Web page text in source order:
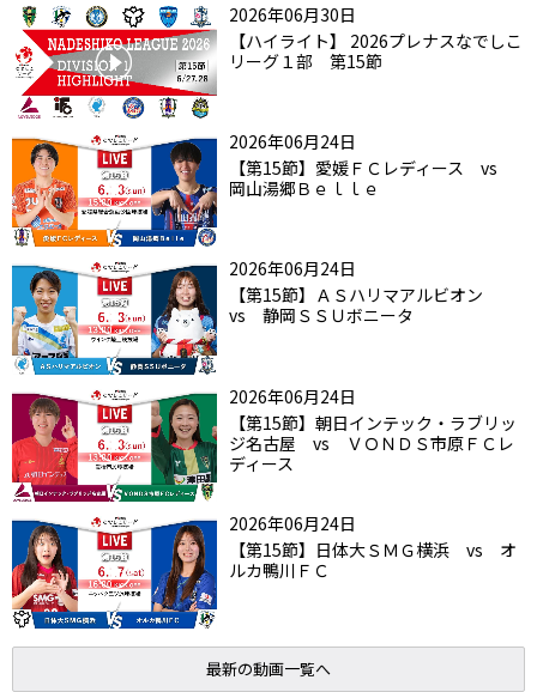
2026年06月30日
【ハイライト】 2026プレナスなでしこ
リーグ１部 第15節
2026年06月24日
【第15節】愛媛ＦＣレディース vs
岡山湯郷Ｂｅｌｌｅ
2026年06月24日
【第15節】ＡＳハリマアルビオン
vs 静岡ＳＳＵボニータ
2026年06月24日
【第15節】朝日インテック・ラブリッ
ジ名古屋 vs ＶＯＮＤＳ市原ＦＣレ
ディース
2026年06月24日
【第15節】日体大ＳＭＧ横浜 vs オ
ルカ鴨川ＦＣ
最新の動画一覧へ